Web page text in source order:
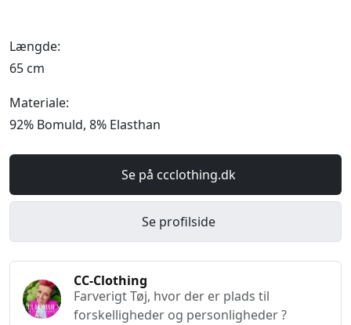
Længde:
65 cm
Materiale:
92% Bomuld, 8% Elasthan
Se på ccclothing.dk
Se profilside
CC-Clothing
Farverigt Tøj, hvor der er plads til
forskelligheder og personligheder ?